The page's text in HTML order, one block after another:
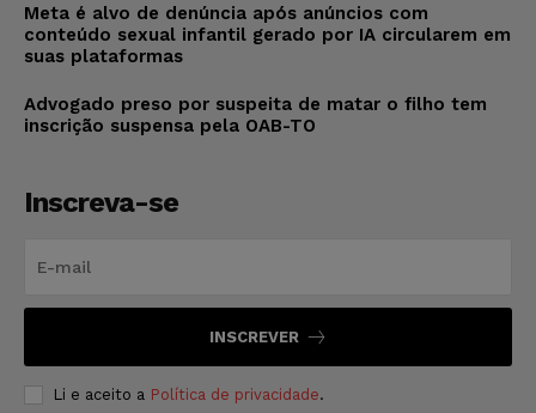
Meta é alvo de denúncia após anúncios com
conteúdo sexual infantil gerado por IA circularem em
suas plataformas
Advogado preso por suspeita de matar o filho tem
inscrição suspensa pela OAB-TO
Inscreva-se
INSCREVER
Li e aceito a Política de privacidade.